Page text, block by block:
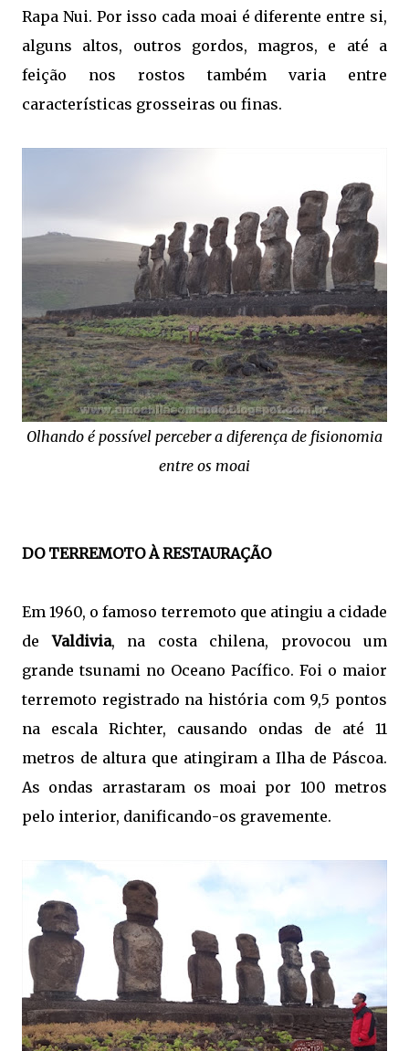
Rapa Nui. Por isso cada moai é diferente entre si,
alguns altos, outros gordos, magros, e até a
feição nos rostos também varia entre
características grosseiras ou finas.
Olhando é possível perceber a diferença de fisionomia
entre os moai
DO TERREMOTO À RESTAURAÇÃO
Em 1960, o famoso terremoto que atingiu a cidade
deValdivia, na costa chilena, provocou um
grande tsunami no Oceano Pacífico. Foi o maior
terremoto registrado na história com 9,5 pontos
na escala Richter, causando ondas de até 11
metros de altura que atingiram a Ilha de Páscoa.
As ondas arrastaram os moai por 100 metros
pelo interior, danificando-os gravemente.